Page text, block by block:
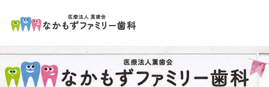
ペ
ー
先
頭
で
コ
ン
ツ
エ
リ